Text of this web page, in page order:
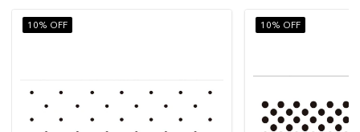
10% OFF 10% OFF